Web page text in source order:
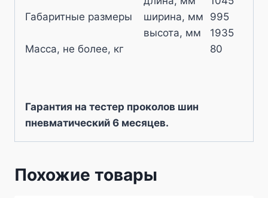
Габаритные размеры
ширина, мм
995
высота, мм
1935
Масса, не более, кг
80
Гарантия на тестер проколов шин
пневматический 6 месяцев.
Похожие товары